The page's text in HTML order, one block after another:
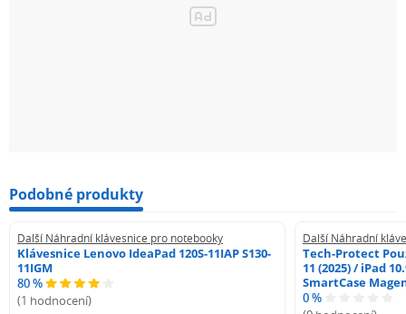
Podobné produkty
Další Náhradní klávesnice pro notebooky
Klávesnice Lenovo IdeaPad 120S-11IAP S130-
11IGM
80 %
(1 hodnocení)
Další Náhradní
Tech-Protect
11 (2025) / iPad
SmartCase
0 %